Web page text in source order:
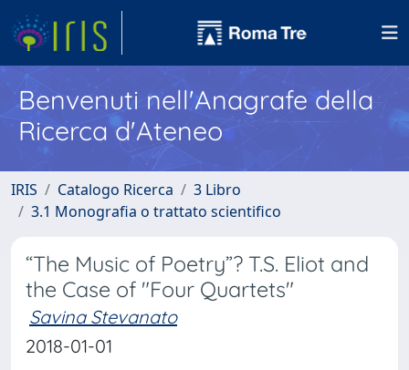
Benvenuti nell'Anagrafe della
Ricerca d'Ateneo
IRIS Catalogo Ricerca
3 Libro
3.1 Monografia o trattato scientifico
“The Music of Poetry”? T.S. Eliot and
the Case of "Four Quartets"
Savina Stevanato
2018-01-01